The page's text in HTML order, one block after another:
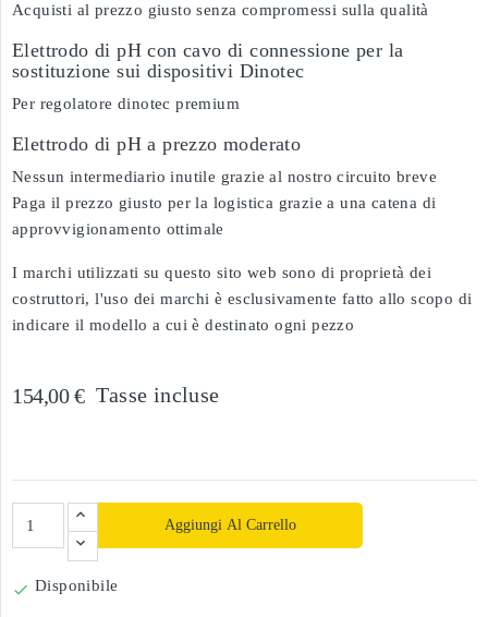
Acquisti al prezzo giusto senza compromessi sulla qualità
Elettrodo di pH con cavo di connessione per la
sostituzione sui dispositivi Dinotec
Per regolatore dinotec premium
Elettrodo di pH a prezzo moderato
Nessun intermediario inutile grazie al nostro circuito breve
Paga il prezzo giusto per la logistica grazie a una catena di
approvvigionamento ottimale
I marchi utilizzati su questo sito web sono di proprietà dei
costruttori, l'uso dei marchi è esclusivamente fatto allo scopo di
indicare il modello a cui è destinato ogni pezzo
154,00 € Tasse incluse
Aggiungi Al Carrello
 Disponibile